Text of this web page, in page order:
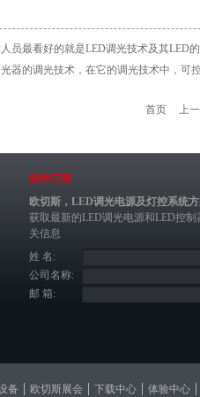
员最看好的就是LED调光技术及其LED
器的调光技术，在它的调光技术中，可
首页 上
邮件订阅
欧切斯，LED调光电源及灯控系统方
获取最新的LED调光电源和LED控制
关信息
姓 名:
公司名称:
邮 箱:
备 欧切斯展会 下载中心 体验中心